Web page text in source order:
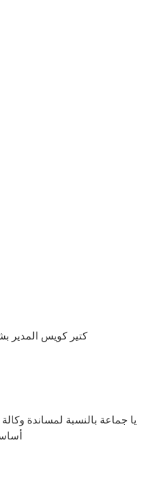
كتير كويس المدير
يا جماعة بالنسبة لمساندة